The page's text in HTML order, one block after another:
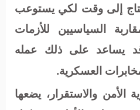
إلى وقت لكي يستوعب
السياسيين للأزمات
يساعد على ذلك عمله
العسكرية.
الأمن والاستقرار، يضعها